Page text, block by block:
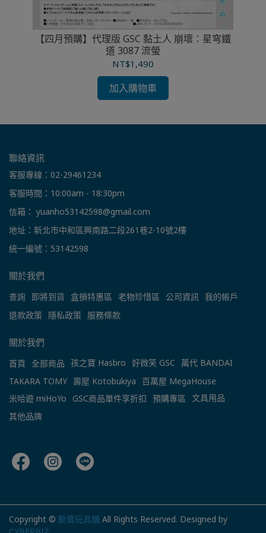
【四月預購】代理版 GSC 黏土人 崩壞：星穹鐵
道 3087 流螢
NT$1,490
加入購物車
聯絡資訊
客服專線：02-29461234
客服時間：10:00am - 18:30pm
信箱： yuanho53142598@gmail.com
地址：新北市中和區興南路二段261巷2-10號2樓
統一編號：53142598
關於我們
查詢 即將到貨 盒損特惠區 老物珍惜區 公司資訊
我的帳戶
退款政策 隱私政策 服務條款
關於我們
首頁 全部商品 孩之寶 Hasbro 好微笑 GSC
萬代 BANDAI
TAKARA TOMY 壽屋 Kotobukiya
百萬屋 MegaHouse
米哈遊 miHoYo GSC商品單件享折扣 預購專區 文具用品
其他品牌
Copyright © 勳寶玩具舖 All Rights Reserved. Designed by